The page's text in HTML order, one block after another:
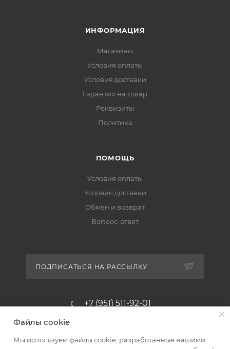
ИНФОРМАЦИЯ
Магазины
Условия оплаты
Условия доставки
Гарантия на товар
Реквизиты
Политика
ПОМОЩЬ
Условия оплаты
Условия доставки
Обмен и возврат
Вопрос-ответ
ПОДПИСАТЬСЯ НА РАССЫЛКУ
+7 (951) 511-92-01
Магазин-склад ТЦ "Альтус"
Файлы cookie
Мы используем файлы cookie, разработанные нашими